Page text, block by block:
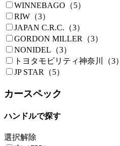
WINNEBAGO（5）
RIW（3）
JAPAN C.R.C.（3）
GORDON MILLER（3）
NONIDEL（3）
トヨタモビリティ神奈川（3）
JP STAR（5）
カースペック
ハンドルで探す
選択解除